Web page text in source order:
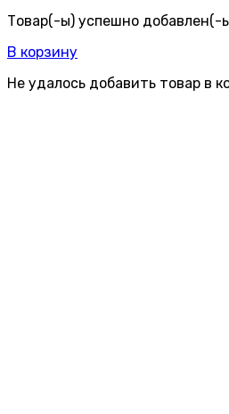
Товар(-ы) успешно добавлен(-
В корзину
Не удалось добавить товар в